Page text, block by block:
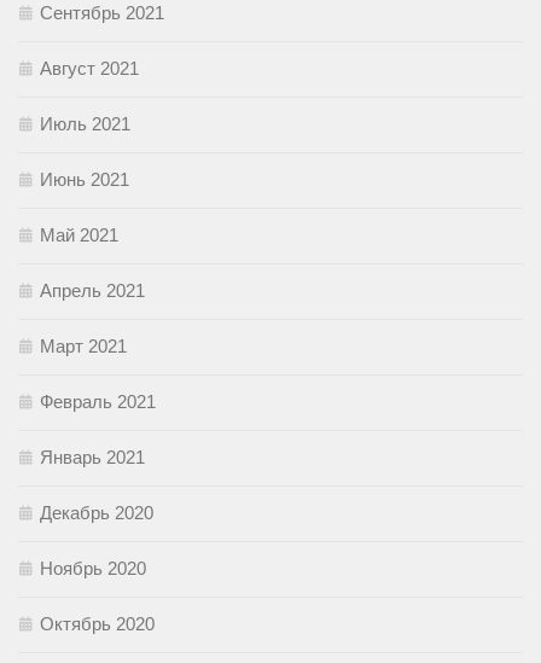
Сентябрь 2021
Август 2021
Июль 2021
Июнь 2021
Май 2021
Апрель 2021
Март 2021
Февраль 2021
Январь 2021
Декабрь 2020
Ноябрь 2020
Октябрь 2020